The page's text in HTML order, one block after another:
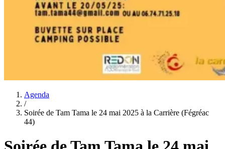
Agenda
/
Soirée de Tam Tama le 24 mai 2025 à la Carrière (Fégréac
44)